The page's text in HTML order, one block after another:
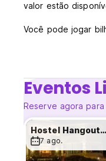
valor estão
Você pode jogar
Eventos
Reserve agora
Hostel Hangouts: Board Games & Beyond
7 ago.